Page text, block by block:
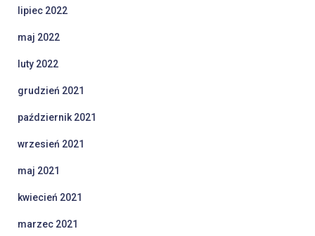
lipiec 2022
maj 2022
luty 2022
grudzień 2021
październik 2021
wrzesień 2021
maj 2021
kwiecień 2021
marzec 2021